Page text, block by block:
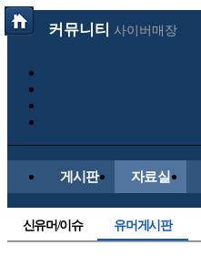
커뮤니티 사이버매장
게시판 자료실
신유머/이슈 유머게시판